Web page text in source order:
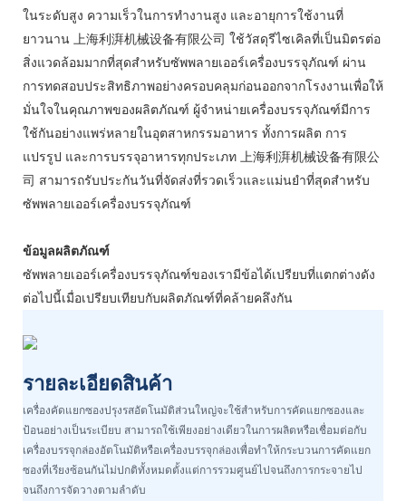
ในระดับสูง ความเร็วในการทำงานสูง และอายุการใช้งานที่
ยาวนาน 上海利湃机械设备有限公司 ใช้วัสดุรีไซเคิลที่เป็นมิตรต่อ
สิ่งแวดล้อมมากที่สุดสำหรับซัพพลายเออร์เครื่องบรรจุภัณฑ์ ผ่าน
การทดสอบประสิทธิภาพอย่างครอบคลุมก่อนออกจากโรงงานเพื่อให้
มั่นใจในคุณภาพของผลิตภัณฑ์ ผู้จำหน่ายเครื่องบรรจุภัณฑ์มีการ
ใช้กันอย่างแพร่หลายในอุตสาหกรรมอาหาร ทั้งการผลิต การ
แปรรูป และการบรรจุอาหารทุกประเภท 上海利湃机械设备有限公
司 สามารถรับประกันวันที่จัดส่งที่รวดเร็วและแม่นยำที่สุดสำหรับ
ซัพพลายเออร์เครื่องบรรจุภัณฑ์
ข้อมูลผลิตภัณฑ์
ซัพพลายเออร์เครื่องบรรจุภัณฑ์ของเรามีข้อได้เปรียบที่แตกต่างดัง
ต่อไปนี้เมื่อเปรียบเทียบกับผลิตภัณฑ์ที่คล้ายคลึงกัน
รายละเอียดสินค้า
เครื่องคัดแยกซองปรุงรสอัตโนมัติส่วนใหญ่จะใช้สำหรับการคัดแยกซองและ
ป้อนอย่างเป็นระเบียบ สามารถใช้เพียงอย่างเดียวในการผลิตหรือเชื่อมต่อกับ
เครื่องบรรจุกล่องอัตโนมัติหรือเครื่องบรรจุกล่องเพื่อทำให้กระบวนการคัดแยก
ซองที่เรียงซ้อนกันไม่ปกติทั้งหมดตั้งแต่การรวมศูนย์ไปจนถึงการกระจายไป
จนถึงการจัดวางตามลำดับ